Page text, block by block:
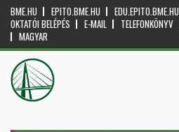
BME.HU EPITO.BME.HU EDU.EPITO.BME.HU
OKTATÓI BELÉPÉS
E-MAIL TELEFONKÖNYV
MAGYAR